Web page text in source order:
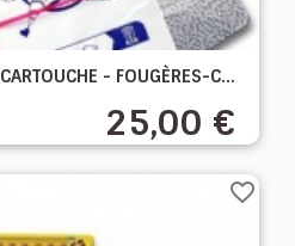
CARTOUCHE - FOUGÈRES-C...
25,00 €
favorite_border